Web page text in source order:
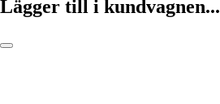
Lägger till i kundvagnen...